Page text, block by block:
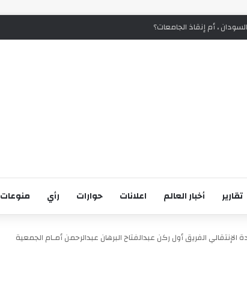
، أم إنقاذ الجامعات؟
تقارير أخبار العالم اعلانات حوارات رأي منوعات
الفريق أول ركن عبدالفتاح البرهان عبدالرحمن أمـام الجمعية